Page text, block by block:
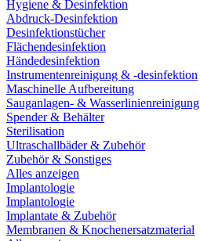
Hygiene & Desinfektion
Abdruck-Desinfektion
Desinfektionstücher
Flächendesinfektion
Händedesinfektion
Instrumentenreinigung & -desinfektion
Maschinelle Aufbereitung
Sauganlagen- & Wasserlinienreinigung
Spender & Behälter
Sterilisation
Ultraschallbäder & Zubehör
Zubehör & Sonstiges
Alles anzeigen
Implantologie
Implantologie
Implantate & Zubehör
Membranen & Knochenersatzmaterial